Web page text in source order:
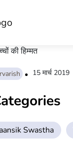
15 मार्च 2019
Swastha